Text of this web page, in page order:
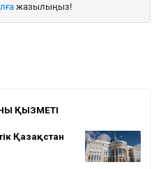
жазылыңыз!
ҚЫЗМЕТІ
Қазақстан